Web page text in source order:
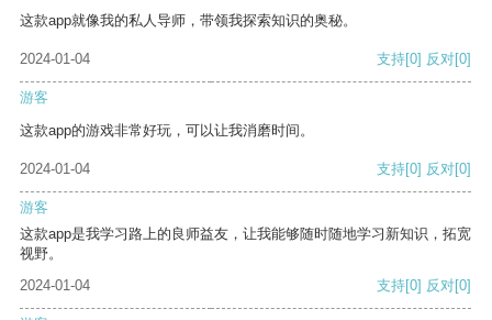
这款app就像我的私人导师，带领我探索知识的奥秘。
2024-01-04 支持[0] 反对[0]
游客
这款app的游戏非常好玩，可以让我消磨时间。
2024-01-04 支持[0] 反对[0]
游客
这款app是我学习路上的良师益友，让我能够随时随地学习新知识，拓宽
视野。
2024-01-04
支持[0] 反对[0]